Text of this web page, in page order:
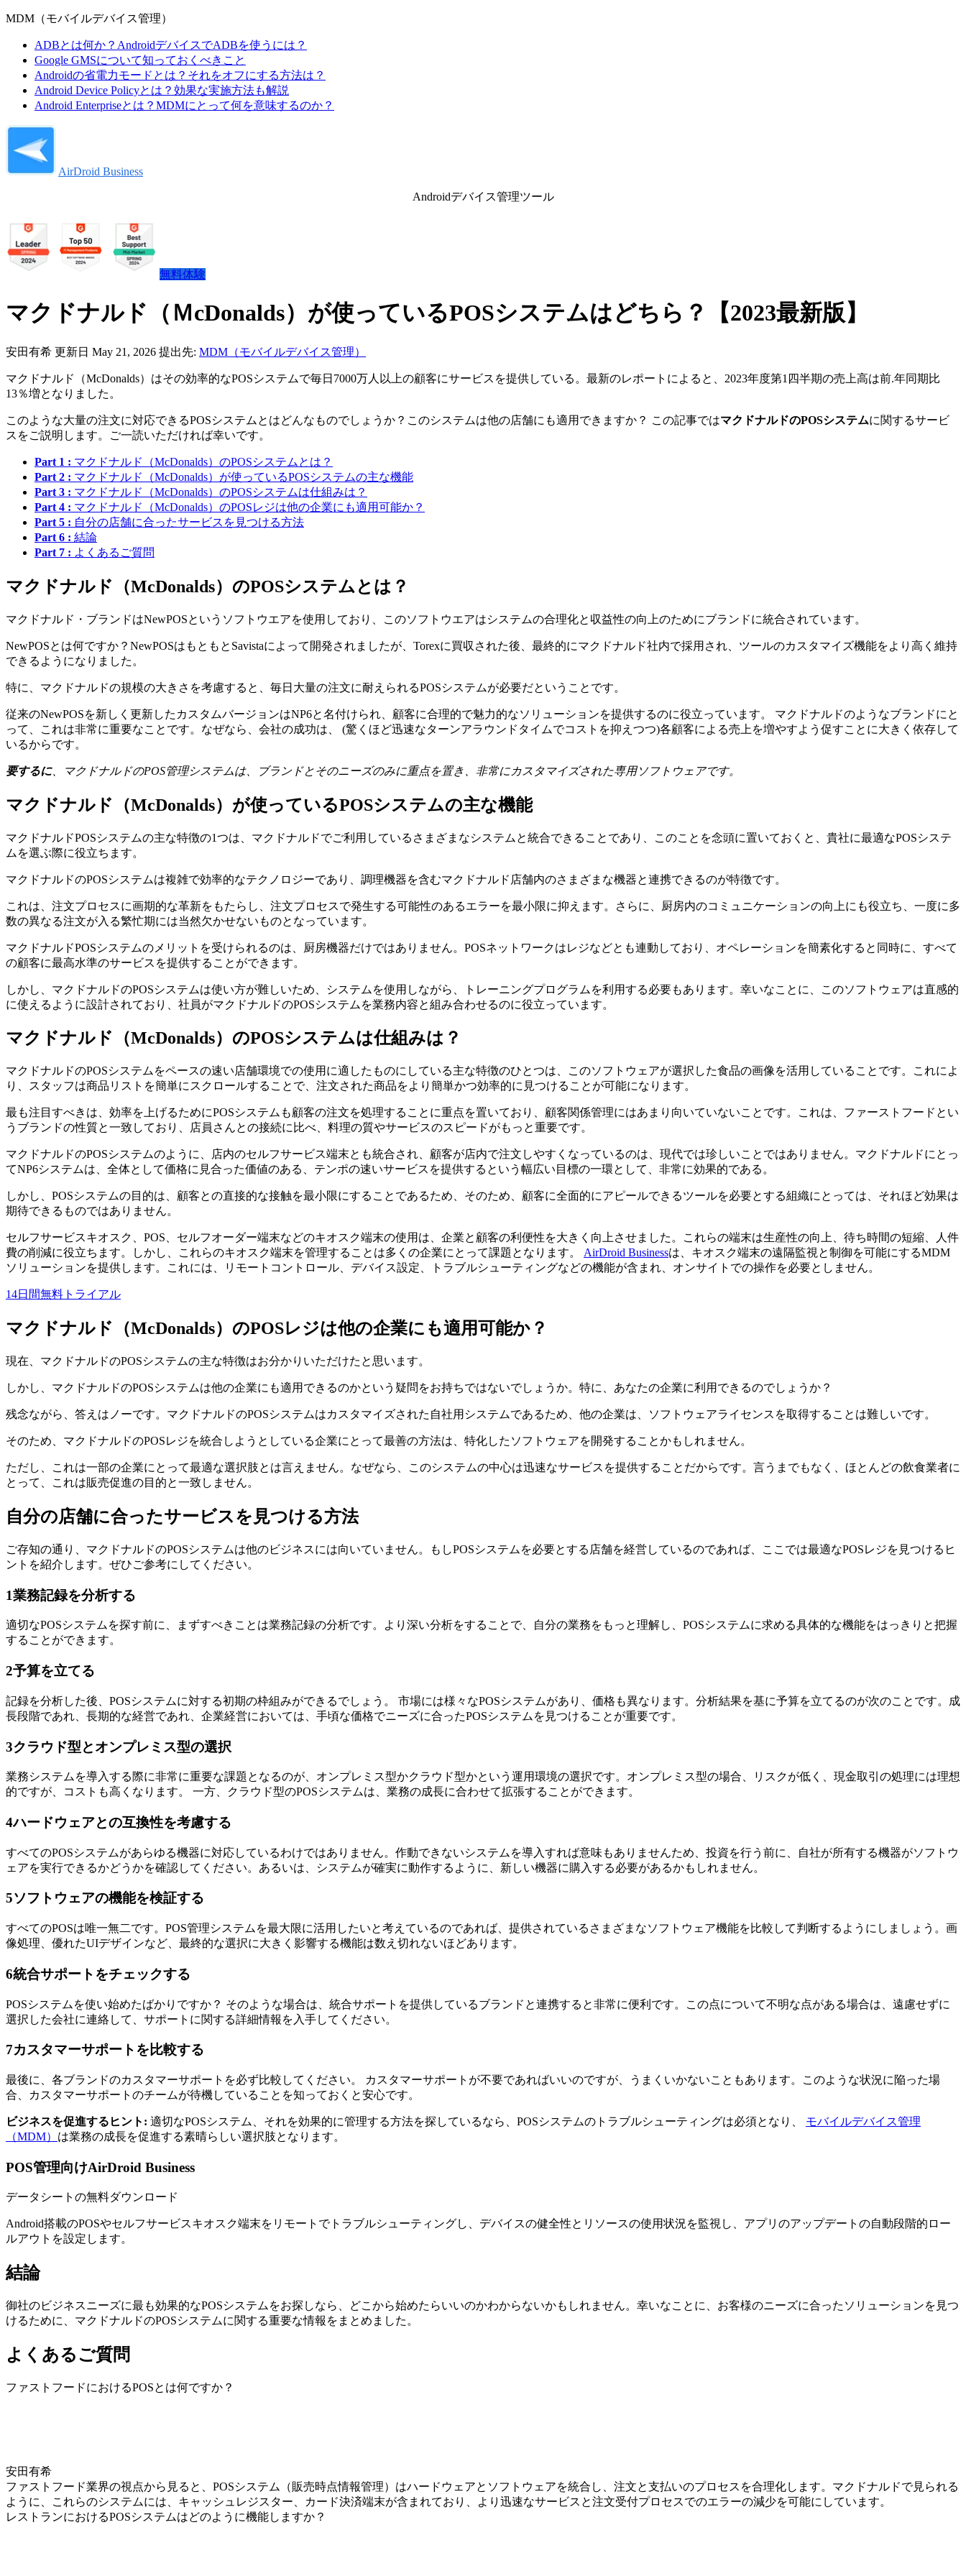
MDM（モバイルデバイス管理）
ADBとは何か？AndroidデバイスでADBを使うには？
Google GMSについて知っておくべきこと
Androidの省電力モードとは？それをオフにする方法は？
Android Device Policyとは？効果な実施方法も解説
Android Enterpriseとは？MDMにとって何を意味するのか？
AirDroid Business
Androidデバイス管理ツール
無料体験
マクドナルド（ＭcDonalds）が使っているPOSシステムはどちら？【2023最新版】
安田有希 更新日 May 21, 2026 提出先: MDM（モバイルデバイス管理）
マクドナルド（McDonalds）はその効率的なPOSシステムで毎日7000万人以上の顧客にサービスを提供している。最新のレポートによると、2023年度第1四半期の売上高は前.年同期比
13％増となりました。
このような大量の注文に対応できるPOSシステムとはどんなものでしょうか？このシステムは他の店舗にも適用できますか？ この記事ではマクドナルドのPOSシステムに関するサービ
スをご説明します。ご一読いただければ幸いです。
Part 1 : マクドナルド（McDonalds）のPOSシステムとは？
Part 2 : マクドナルド（McDonalds）が使っているPOSシステムの主な機能
Part 3 : マクドナルド（McDonalds）のPOSシステムは仕組みは？
Part 4 : マクドナルド（McDonalds）のPOSレジは他の企業にも適用可能か？
Part 5 : 自分の店舗に合ったサービスを見つける方法
Part 6 : 結論
Part 7 : よくあるご質問
マクドナルド（McDonalds）のPOSシステムとは？
マクドナルド・ブランドはNewPOSというソフトウエアを使用しており、このソフトウエアはシステムの合理化と収益性の向上のためにブランドに統合されています。
NewPOSとは何ですか？NewPOSはもともとSavistaによって開発されましたが、Torexに買収された後、最終的にマクドナルド社内で採用され、ツールのカスタマイズ機能をより高く維持
できるようになりました。
特に、マクドナルドの規模の大きさを考慮すると、毎日大量の注文に耐えられるPOSシステムが必要だということです。
従来のNewPOSを新しく更新したカスタムバージョンはNP6と名付けられ、顧客に合理的で魅力的なソリューションを提供するのに役立っています。 マクドナルドのようなブランドにと
って、これは非常に重要なことです。なぜなら、会社の成功は、 (驚くほど迅速なターンアラウンドタイムでコストを抑えつつ)各顧客による売上を増やすよう促すことに大きく依存して
いるからです。
要するに、マクドナルドのPOS管理システムは、ブランドとそのニーズのみに重点を置き、非常にカスタマイズされた専用ソフトウェアです。
マクドナルド（McDonalds）が使っているPOSシステムの主な機能
マクドナルドPOSシステムの主な特徴の1つは、マクドナルドでご利用しているさまざまなシステムと統合できることであり、このことを念頭に置いておくと、貴社に最適なPOSシステ
ムを選ぶ際に役立ちます。
マクドナルドのPOSシステムは複雑で効率的なテクノロジーであり、調理機器を含むマクドナルド店舗内のさまざまな機器と連携できるのが特徴です。
これは、注文プロセスに画期的な革新をもたらし、注文プロセスで発生する可能性のあるエラーを最小限に抑えます。さらに、厨房内のコミュニケーションの向上にも役立ち、一度に多
数の異なる注文が入る繁忙期には当然欠かせないものとなっています。
マクドナルドPOSシステムのメリットを受けられるのは、厨房機器だけではありません。POSネットワークはレジなどとも連動しており、オペレーションを簡素化すると同時に、すべて
の顧客に最高水準のサービスを提供することができます。
しかし、マクドナルドのPOSシステムは使い方が難しいため、システムを使用しながら、トレーニングプログラムを利用する必要もあります。幸いなことに、このソフトウェアは直感的
に使えるように設計されており、社員がマクドナルドのPOSシステムを業務内容と組み合わせるのに役立っています。
マクドナルド（McDonalds）のPOSシステムは仕組みは？
マクドナルドのPOSシステムをペースの速い店舗環境での使用に適したものにしている主な特徴のひとつは、このソフトウェアが選択した食品の画像を活用していることです。これによ
り、スタッフは商品リストを簡単にスクロールすることで、注文された商品をより簡単かつ効率的に見つけることが可能になります。
最も注目すべきは、効率を上げるためにPOSシステムも顧客の注文を処理することに重点を置いており、顧客関係管理にはあまり向いていないことです。これは、ファーストフードとい
うブランドの性質と一致しており、店員さんとの接続に比べ、料理の質やサービスのスピードがもっと重要です。
マクドナルドのPOSシステムのように、店内のセルフサービス端末とも統合され、顧客が店内で注文しやすくなっているのは、現代では珍しいことではありません。マクドナルドにとっ
てNP6システムは、全体として価格に見合った価値のある、テンポの速いサービスを提供するという幅広い目標の一環として、非常に効果的である。
しかし、POSシステムの目的は、顧客との直接的な接触を最小限にすることであるため、そのため、顧客に全面的にアピールできるツールを必要とする組織にとっては、それほど効果は
期待できるものではありません。
セルフサービスキオスク、POS、セルフオーダー端末などのキオスク端末の使用は、企業と顧客の利便性を大きく向上させました。これらの端末は生産性の向上、待ち時間の短縮、人件
費の削減に役立ちます。しかし、これらのキオスク端末を管理することは多くの企業にとって課題となります。 AirDroid Businessは、キオスク端末の遠隔監視と制御を可能にするMDM
ソリューションを提供します。これには、リモートコントロール、デバイス設定、トラブルシューティングなどの機能が含まれ、オンサイトでの操作を必要としません。
14日間無料トライアル
マクドナルド（McDonalds）のPOSレジは他の企業にも適用可能か？
現在、マクドナルドのPOSシステムの主な特徴はお分かりいただけたと思います。
しかし、マクドナルドのPOSシステムは他の企業にも適用できるのかという疑問をお持ちではないでしょうか。特に、あなたの企業に利用できるのでしょうか？
残念ながら、答えはノーです。マクドナルドのPOSシステムはカスタマイズされた自社用システムであるため、他の企業は、ソフトウェアライセンスを取得することは難しいです。
そのため、マクドナルドのPOSレジを統合しようとしている企業にとって最善の方法は、特化したソフトウェアを開発することかもしれません。
ただし、これは一部の企業にとって最適な選択肢とは言えません。なぜなら、このシステムの中心は迅速なサービスを提供することだからです。言うまでもなく、ほとんどの飲食業者に
とって、これは販売促進の目的と一致しません。
自分の店舗に合ったサービスを見つける方法
ご存知の通り、マクドナルドのPOSシステムは他のビジネスには向いていません。もしPOSシステムを必要とする店舗を経営しているのであれば、ここでは最適なPOSレジを見つけるヒ
ントを紹介します。ぜひご参考にしてください。
1業務記録を分析する
適切なPOSシステムを探す前に、まずすべきことは業務記録の分析です。より深い分析をすることで、自分の業務をもっと理解し、POSシステムに求める具体的な機能をはっきりと把握
することができます。
2予算を立てる
記録を分析した後、POSシステムに対する初期の枠組みができるでしょう。 市場には様々なPOSシステムがあり、価格も異なります。分析結果を基に予算を立てるのが次のことです。成
長段階であれ、長期的な経営であれ、企業経営においては、手頃な価格でニーズに合ったPOSシステムを見つけることが重要です。
3クラウド型とオンプレミス型の選択
業務システムを導入する際に非常に重要な課題となるのが、オンプレミス型かクラウド型かという運用環境の選択です。オンプレミス型の場合、リスクが低く、現金取引の処理には理想
的ですが、コストも高くなります。 一方、クラウド型のPOSシステムは、業務の成長に合わせて拡張することができます。
4ハードウェアとの互換性を考慮する
すべてのPOSシステムがあらゆる機器に対応しているわけではありません。作動できないシステムを導入すれば意味もありませんため、投資を行う前に、自社が所有する機器がソフトウ
ェアを実行できるかどうかを確認してください。あるいは、システムが確実に動作するように、新しい機器に購入する必要があるかもしれません。
5ソフトウェアの機能を検証する
すべてのPOSは唯一無二です。POS管理システムを最大限に活用したいと考えているのであれば、提供されているさまざまなソフトウェア機能を比較して判断するようにしましょう。画
像処理、優れたUIデザインなど、最終的な選択に大きく影響する機能は数え切れないほどあります。
6統合サポートをチェックする
POSシステムを使い始めたばかりですか？ そのような場合は、統合サポートを提供しているブランドと連携すると非常に便利です。この点について不明な点がある場合は、遠慮せずに
選択した会社に連絡して、サポートに関する詳細情報を入手してください。
7カスタマーサポートを比較する
最後に、各ブランドのカスタマーサポートを必ず比較してください。 カスタマーサポートが不要であればいいのですが、うまくいかないこともあります。このような状況に陥った場
合、カスタマーサポートのチームが待機していることを知っておくと安心です。
ビジネスを促進するヒント: 適切なPOSシステム、それを効果的に管理する方法を探しているなら、POSシステムのトラブルシューティングは必須となり、 モバイルデバイス管理
（MDM） は業務の成長を促進する素晴らしい選択肢となります。
POS管理向けAirDroid Business
データシートの無料ダウンロード
Android搭載のPOSやセルフサービスキオスク端末をリモートでトラブルシューティングし、デバイスの健全性とリソースの使用状況を監視し、アプリのアップデートの自動段階的ロー
ルアウトを設定します。
結論
御社のビジネスニーズに最も効果的なPOSシステムをお探しなら、どこから始めたらいいのかわからないかもしれません。幸いなことに、お客様のニーズに合ったソリューションを見つ
けるために、マクドナルドのPOSシステムに関する重要な情報をまとめました。
よくあるご質問
ファストフードにおけるPOSとは何ですか？
安田有希
ファストフード業界の視点から見ると、POSシステム（販売時点情報管理）はハードウェアとソフトウェアを統合し、注文と支払いのプロセスを合理化します。マクドナルドで見られる
ように、これらのシステムには、キャッシュレジスター、カード決済端末が含まれており、より迅速なサービスと注文受付プロセスでのエラーの減少を可能にしています。
レストランにおけるPOSシステムはどのように機能しますか？